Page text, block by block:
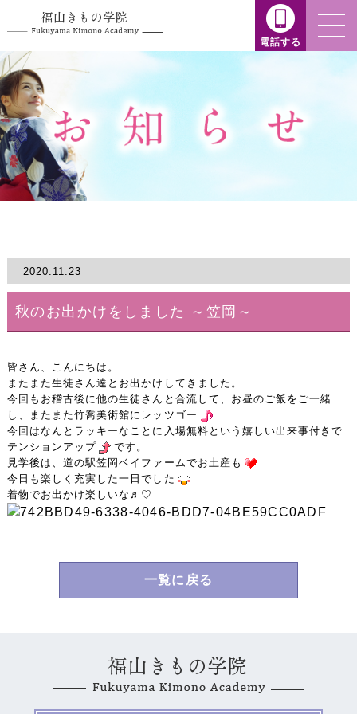
電話する
2020.11.23
秋のお出かけをしました ～笠岡～
皆さん、こんにちは。
またまた生徒さん達とお出かけしてきました。
今回もお稽古後に他の生徒さんと合流して、お昼のご飯をご一緒
し、またまた竹喬美術館にレッツゴー
今回はなんとラッキーなことに入場無料という嬉しい出来事付きで
テンションアップ
です。
見学後は、道の駅笠岡ベイファームでお土産も
今日も楽しく充実した一日でした
着物でお出かけ楽しいな♬︎♡
一覧に戻る